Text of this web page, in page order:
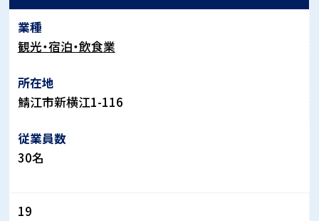
観光・宿泊・飲食業
鯖江市新横江1-116
30名
19